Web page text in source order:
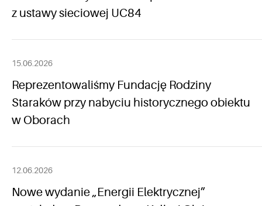
z ustawy sieciowej UC84
15.06.2026
Reprezentowaliśmy Fundację Rodziny
Staraków przy nabyciu historycznego obiektu
w Oborach
12.06.2026
Nowe wydanie „Energii Elektrycznej”